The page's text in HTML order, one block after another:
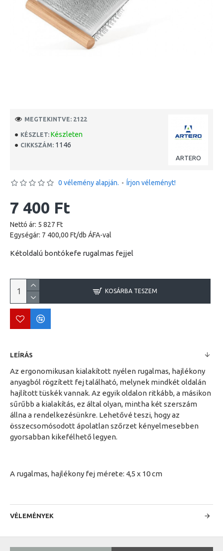
KÉSZLET: Készleten
CIKKSZÁM: 1146
ARTERO
MEGTEKINTVE: 2122
0 vélemény alapján. - Írjon véleményt!
7 400 Ft
Nettó ár: 5 827 Ft
Egységár: 7 400,00 Ft/db ÁFA-val
Kétoldalú bontókefe rugalmas fejjel
KOSÁRBA TESZEM
LEÍRÁS
Az ergonomikusan kialakított nyélen rugalmas, hajlékony
anyagból rögzített fej található, melynek mindkét oldalán
hajlított tüskék vannak. Az egyik oldalon ritkább, a másikon
sűrűbb a kialakítás, ez által olyan, mintha két szerszám
állna a rendelkezésünkre. Lehetővé teszi, hogy az
összecsomósodott ápolatlan szőrzet kényelmesebben
gyorsabban kikefélhető legyen.
A rugalmas, hajlékony fej mérete: 4,5 x 10 cm
VÉLEMÉNYEK